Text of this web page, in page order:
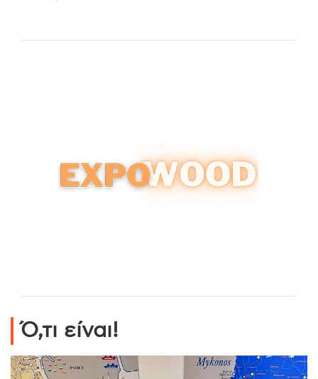
Ό,τι είναι!